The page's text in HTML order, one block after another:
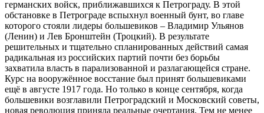
германских войск, приближавшихся к Петрограду. В этой
обстановке в Петрограде вспыхнул военный бунт, во главе
которого стояли лидеры большевиков – Владимир Ульянов
(Ленин) и Лев Бронштейн (Троцкий). В результате
решительных и тщательно спланированных действий самая
радикальная из российских партий почти без борьбы
захватила власть в парализованной и разлагающейся стране.
Курс на вооружённое восстание был принят большевиками
ещё в августе 1917 года. Но только в конце сентября, когда
большевики возглавили Петроградский и Московский советы,
новая революция приняла реальные очертания. Тем не менее